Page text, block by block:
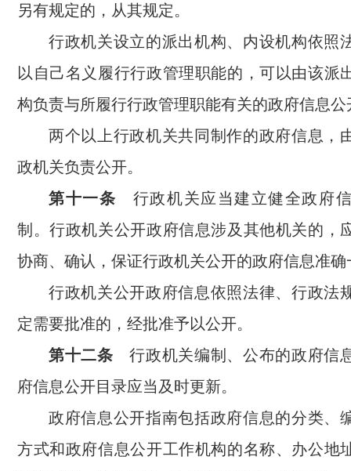
另有规定的，从其规定。
行政机关设立的派出机构、内设机构依照
以自己名义履行行政管理职能的，可以由该派
构负责与所履行行政管理职能有关的政府信息公
两个以上行政机关共同制作的政府信息，
政机关负责公开。
第十一条 行政机关应当建立健全政府
制。行政机关公开政府信息涉及其他机关的，
协商、确认，保证行政机关公开的政府信息准确
行政机关公开政府信息依照法律、行政法
定需要批准的，经批准予以公开。
第十二条 行政机关编制、公布的政府信
府信息公开目录应当及时更新。
政府信息公开指南包括政府信息的分类、
方式和政府信息公开工作机构的名称、办公地